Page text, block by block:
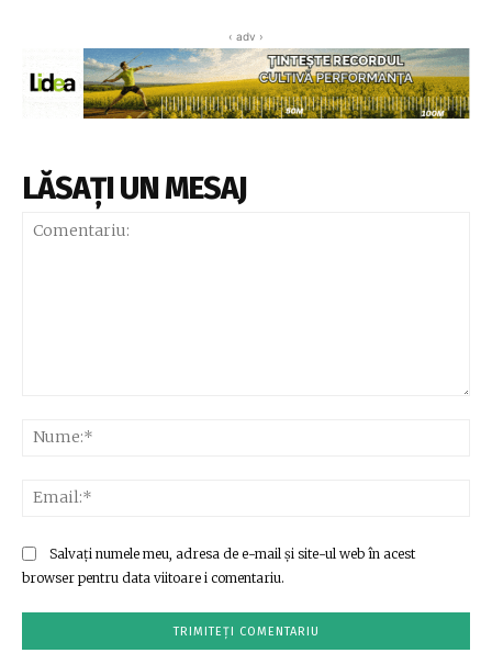
‹ adv ›
LĂSAȚI UN MESAJ
Salvați numele meu, adresa de e-mail și site-ul web în acest
browser pentru data viitoare i comentariu.